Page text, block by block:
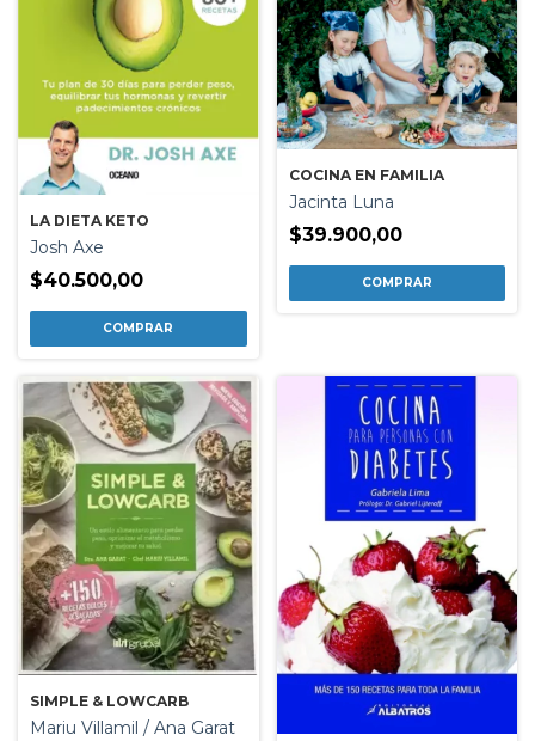
LA DIETA KETO
Josh Axe
$40.500,00
COCINA EN FAMILIA
Jacinta Luna
$39.900,00
SIMPLE & LOWCARB
Mariu Villamil / Ana Garat